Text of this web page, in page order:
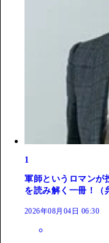
1
軍師というロマンが
を読み解く一冊！（
2026年08月04日 06:30